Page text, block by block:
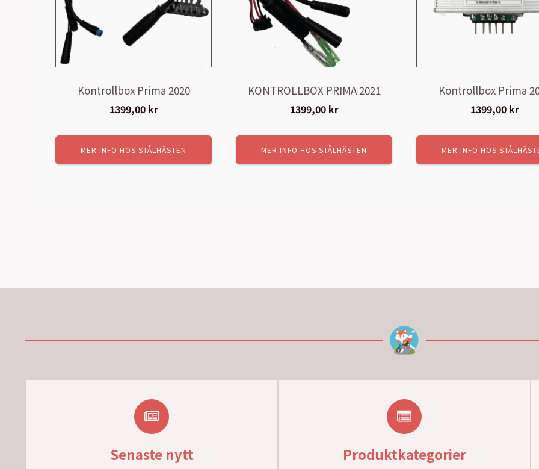
Kontrollbox Prima 2020
1399,00 kr
MER INFO HOS STÅLHÄSTEN
KONTROLLBOX PRIMA 2021
1399,00 kr
MER INFO HOS STÅLHÄSTEN
Kontrollbox Prima
1399,00 kr
MER INFO HOS
Senaste nytt Produktkategorier